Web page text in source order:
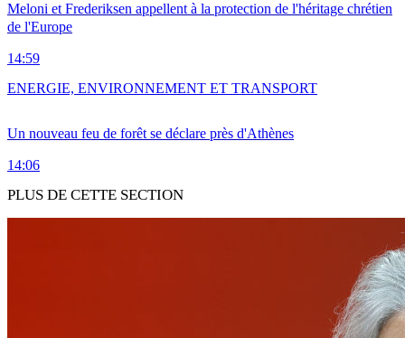
Meloni et Frederiksen appellent à la protection de l'héritage chrétien
de l'Europe
14:59
Un nouveau feu de forêt se déclare près d'Athènes
14:06
ENERGIE, ENVIRONNEMENT ET TRANSPORT
PLUS DE CETTE SECTION